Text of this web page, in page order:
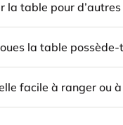
la table pour
la table
facile à ranger ou